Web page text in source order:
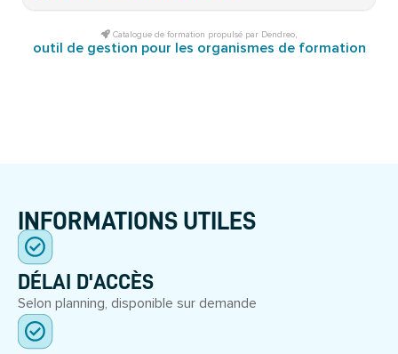
Catalogue de formation propulsé par Dendreo,
outil de gestion pour les organismes de formation
INFORMATIONS UTILES
DÉLAI D'ACCÈS
Selon planning, disponible sur demande